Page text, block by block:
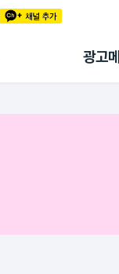
광고
광고